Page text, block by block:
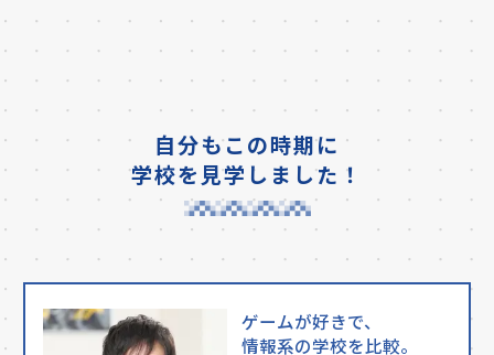
自分もこの時期に
学校を見学しました！
ゲームが好きで、
情報系の学校を比較。